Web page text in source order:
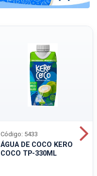
ÁGUA DE COCO KERO
COCO TP-330ML
Código: 5433